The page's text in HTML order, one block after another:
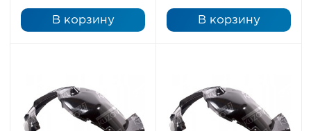
В корзину В корзину